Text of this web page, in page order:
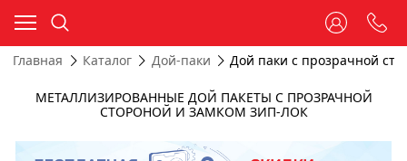
Главная Каталог Дой-паки Дой паки с прозрачной
МЕТАЛЛИЗИРОВАННЫЕ ДОЙ ПАКЕТЫ С ПРОЗРАЧНОЙ
СТОРОНОЙ И ЗАМКОМ ЗИП-ЛОК